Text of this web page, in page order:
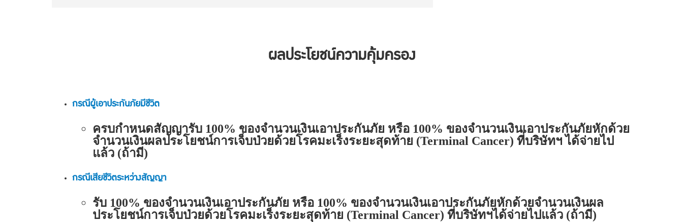
ผลประโยชน์ความคุ้มครอง
กรณีผู้เอาประกันภัยมีชีวิต
ครบกำหนดสัญญารับ 100% ของจำนวนเงินเอาประกันภัย หรือ 100% ของจำนวนเงินเอาประกันภัยหักด้วย
จำนวนเงินผลประโยชน์การเจ็บป่วยด้วยโรคมะเร็งระยะสุดท้าย (Terminal Cancer) ที่บริษัทฯ ได้จ่ายไป
แล้ว (ถ้ามี)
กรณีเสียชีวิตระหว่างสัญญา
รับ 100% ของจำนวนเงินเอาประกันภัย หรือ 100% ของจำนวนเงินเอาประกันภัยหักด้วยจำนวนเงินผล
ประโยชน์การเจ็บป่วยด้วยโรคมะเร็งระยะสุดท้าย (Terminal Cancer) ที่บริษัทฯได้จ่ายไปแล้ว (ถ้ามี)